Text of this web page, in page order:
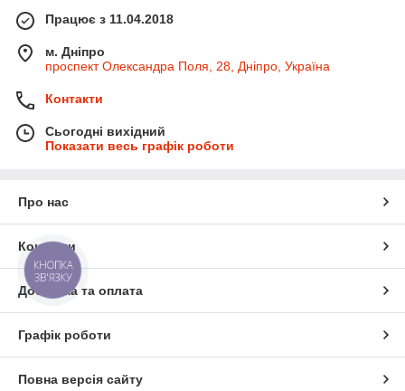
Працює з 11.04.2018
м. Дніпро
проспект Олександра Поля, 28, Дніпро, Україна
Контакти
Сьогодні вихідний
Показати весь графік роботи
Про нас
Контакти
Доставка та оплата
Графік роботи
Повна версія сайту
КНОПКА
ЗВ'ЯЗКУ